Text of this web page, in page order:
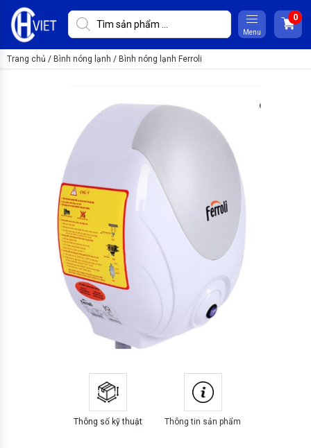
Menu
Trang chủ / Bình nóng lạnh / Bình nóng lạnh Ferroli
Thông số kỹ thuật Thông tin sản phẩm